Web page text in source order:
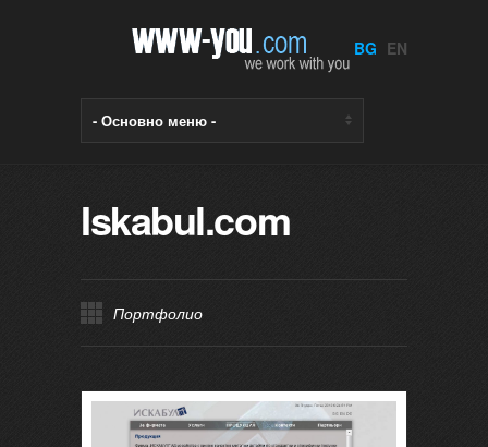
BG EN
Iskabul.com
Портфолио